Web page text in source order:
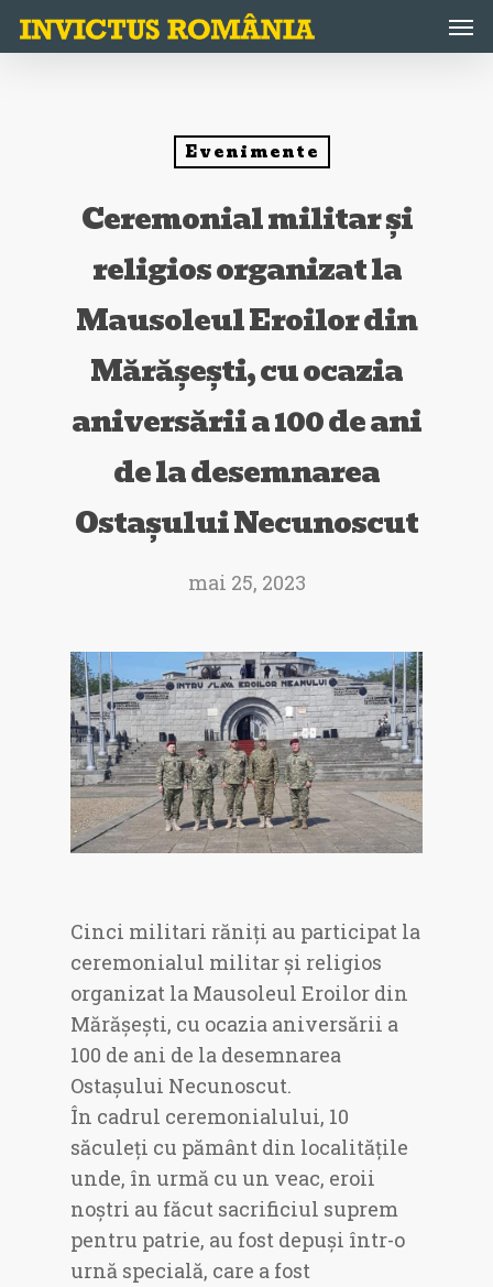
Skip
Evenimente
Ceremonial militar și
religios organizat la
Mausoleul Eroilor din
Mărășești, cu ocazia
aniversării a 100 de ani
de la desemnarea
Ostașului Necunoscut
mai 25, 2023
Cinci militari răniți au participat la
ceremonialul militar și religios
organizat la Mausoleul Eroilor din
Mărășești, cu ocazia aniversării a
100 de ani de la desemnarea
Ostașului Necunoscut.
În cadrul ceremonialului, 10
săculeți cu pământ din localitățile
unde, în urmă cu un veac, eroii
noștri au făcut sacrificiul suprem
pentru patrie, au fost depuși într-o
urnă specială, care a fost